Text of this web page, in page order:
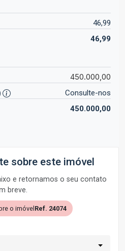
46,99
46,99
450.000,00
Consulte-nos
450.000,00
sobre este imóvel
e retornamos o seu contato
breve.
o imóvel Ref. 24074